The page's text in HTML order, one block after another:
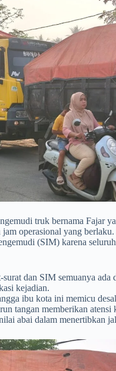
truk bernama Fajar
operasional yang
(SIM) karena
dan SIM semuanya
kejadian.
ibu kota ini memicu
tangan memberikan
abai dalam menertibkan